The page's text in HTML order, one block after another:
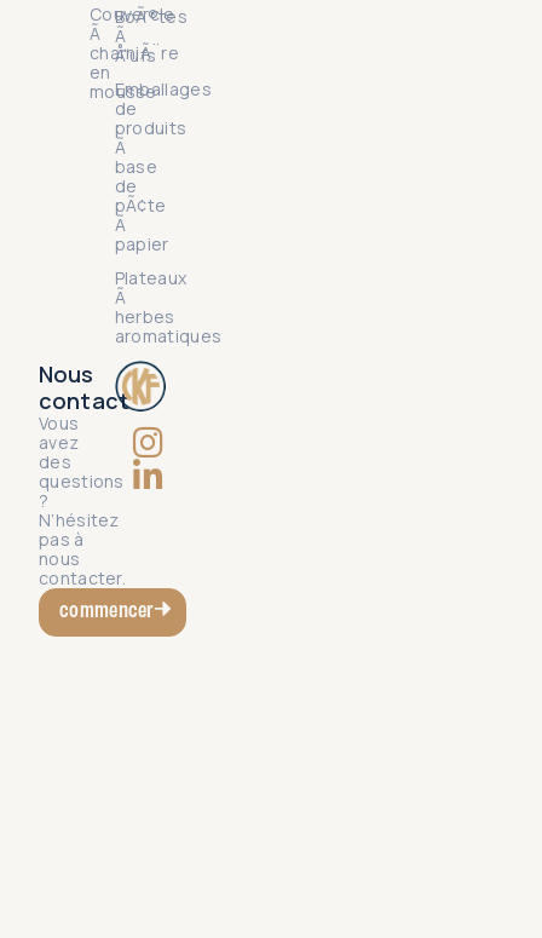
BoÃ®tes
Ã
Å“ufs
Emballages
de
produits
Ã
base
de
pÃ¢te
Ã
papier
Plateaux
Ã
herbes
aromatiques
Couvercle
Ã
charniÃ¨re
en
mousse
Nous
contact
Vous
avez
des
questions
?
N’hésitez
pas à
nous
contacter.
commencer